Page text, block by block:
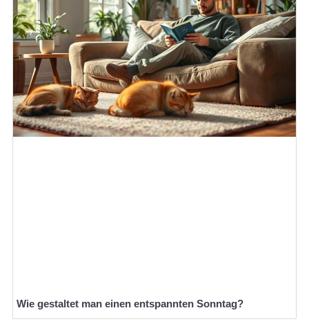
Wie gestaltet man einen entspannten Sonntag?